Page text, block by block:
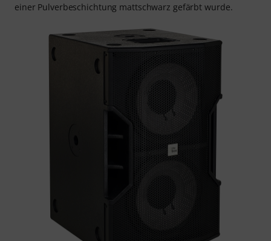
einer Pulverbeschichtung mattschwarz gefärbt wurde.